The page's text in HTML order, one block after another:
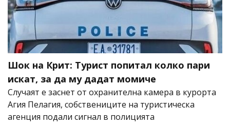
Шок на Крит: Турист попитал колко пари
искат, за да му дадат момиче
Случаят е заснет от охранителна камера в курорта
Агия Пелагия, собствениците на туристическа
агенция подали сигнал в полицията